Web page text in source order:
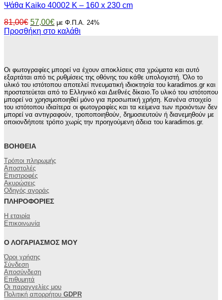
Ψάθα Kaiko 40002 K – 160 x 230 cm
81,00€ Original
price
57,00€Η
τρέχουσα
με Φ.Π.Α. 24%
Προσθήκη στο καλάθι
Οι φωτογραφίες μπορεί να έχουν αποκλίσεις στα χρώματα και αυτό
εξαρτάται από τις ρυθμίσεις της οθόνης του κάθε υπολογιστή. Όλο το
υλικό του ιστότοπου αποτελεί πνευματική ιδιοκτησία του karadimos.gr και
προστατεύεται από το Ελληνικό και Διεθνές δίκαιο.Το υλικό του ιστότοπου
μπορεί να χρησιμοποιηθεί μόνο για προσωπική χρήση. Κανένα στοιχείο
του ιστότοπου ιδιαίτερα οι φωτογραφίες και τα κείμενα των προιόντων δεν
μπορεί να αντιγραφούν, τροποποιηθούν, δημοσιευτούν ή διανεμηθούν με
οποιονδήποτε τρόπο χωρίς την προηγούμενη άδεια του karadimos.gr.
ΒΟΉΘΕΙΑ
Τρόποι πληρωμής
Αποστολές
Επιστροφές
Ακυρώσεις
Οδηγός αγοράς
ΠΛΗΡΟΦΟΡΊΕΣ
Η εταιρία
Επικοινωνία
Ο ΛΟΓΑΡΙΑΣΜΌΣ ΜΟΥ
Όροι χρήσης
Σύνδεση
Αποσύνδεση
Επιθυμητά
Οι παραγγελίες μου
Πολιτική απορρήτου GDPR